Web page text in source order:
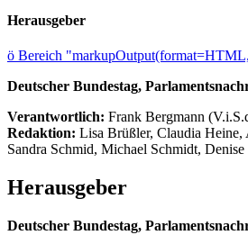
Herausgeber
ö Bereich
Deutscher Bundestag,
Verantwortlich: Frank Bergmann
Redaktion: Lisa Brüßler, Claudia
Sandra Schmid, Michael Schmidt,
Herausgeber
Deutscher Bundestag,